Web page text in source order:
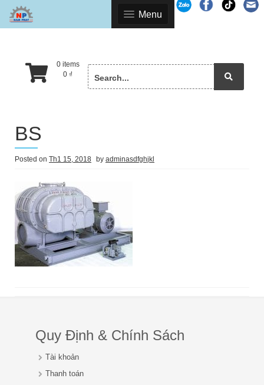
content
Menu
0 items
0 ₫
Search
for:
BS
Posted on Th1 15, 2018 by adminasdfghjkl
Quy Định & Chính Sách
Tài khoản
Thanh toán